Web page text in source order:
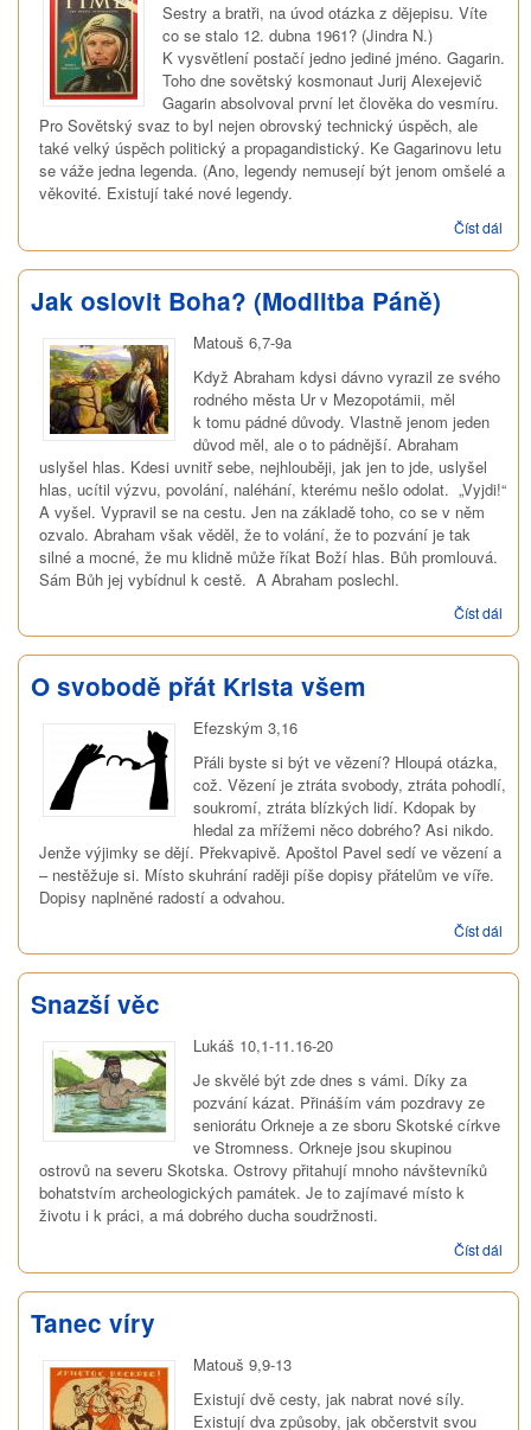
Sestry a bratři, na úvod otázka z dějepisu. Víte
co se stalo 12. dubna 1961? (Jindra N.)
K vysvětlení postačí jedno jediné jméno. Gagarin.
Toho dne sovětský kosmonaut Jurij Alexejevič
Gagarin absolvoval první let člověka do vesmíru.
Pro Sovětský svaz to byl nejen obrovský technický úspěch, ale
také velký úspěch politický a propagandistický. Ke Gagarinovu letu
se váže jedna legenda. (Ano, legendy nemusejí být jenom omšelé a
věkovité. Existují také nové legendy.
Číst dál
nebi
Jak oslovit Boha? (Modlitba Páně)
Matouš 6,7-9a
Když Abraham kdysi dávno vyrazil ze svého
rodného města Ur v Mezopotámii, měl
k tomu pádné důvody. Vlastně jenom jeden
důvod měl, ale o to pádnější. Abraham
uslyšel hlas. Kdesi uvnitř sebe, nejhlouběji, jak jen to jde, uslyšel
hlas, ucítil výzvu, povolání, naléhání, kterému nešlo odolat. „Vyjdi!“
A vyšel. Vypravil se na cestu. Jen na základě toho, co se v něm
ozvalo. Abraham však věděl, že to volání, že to pozvání je tak
silné a mocné, že mu klidně může říkat Boží hlas. Bůh promlouvá.
Sám Bůh jej vybídnul k cestě. A Abraham poslechl.
Číst dál
O svobodě přát Krista všem
Efezským 3,16
Přáli byste si být ve vězení? Hloupá otázka,
což. Vězení je ztráta svobody, ztráta pohodlí,
soukromí, ztráta blízkých lidí. Kdopak by
hledal za mřížemi něco dobrého? Asi nikdo.
Jenže výjimky se dějí. Překvapivě. Apoštol Pavel sedí ve vězení a
– nestěžuje si. Místo skuhrání raději píše dopisy přátelům ve víře.
Dopisy naplněné radostí a odvahou.
Číst dál
přát
Snazší věc
Lukáš 10,1-11.16-20
Je skvělé být zde dnes s vámi. Díky za
pozvání kázat. Přináším vám pozdravy ze
seniorátu Orkneje a ze sboru Skotské církve
ve Stromness. Orkneje jsou skupinou
ostrovů na severu Skotska. Ostrovy přitahují mnoho návštevníků
bohatstvím archeologických památek. Je to zajímavé místo k
životu i k práci, a má dobrého ducha soudržnosti.
Číst dál
věc
Tanec víry
Matouš 9,9-13
Existují dvě cesty, jak nabrat nové síly.
Existují dva způsoby, jak občerstvit svou